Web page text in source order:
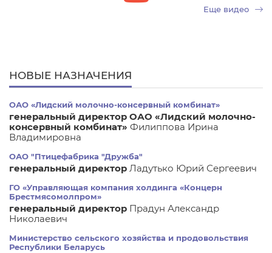
Еще видео
НОВЫЕ НАЗНАЧЕНИЯ
ОАО «Лидский молочно-консервный комбинат»
генеральный директор ОАО «Лидский молочно-
консервный комбинат» Филиппова Ирина
Владимировна
ОАО "Птицефабрика "Дружба"
генеральный директор Ладутько Юрий Сергеевич
ГО «Управляющая компания холдинга «Концерн
Брестмясомолпром»
генеральный директор Прадун Александр
Николаевич
Министерство сельского хозяйства и продовольствия
Республики Беларусь